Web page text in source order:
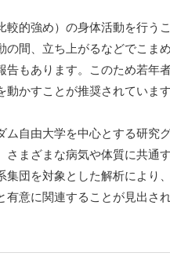
較的強め）の身体活動を行う
の間、立ち上がるなどでこま
告もあります。このため若年
かすことが推奨されています
ム自由大学を中心とする研究
さまざまな病気や体質に共通
集団を対象とした解析により
有意に関連することが見出